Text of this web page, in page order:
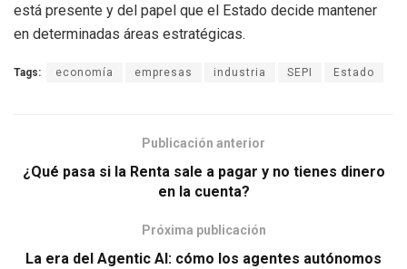
está presente y del papel que el Estado decide mantener
en determinadas áreas estratégicas.
Tags: economía empresas industria SEPI Estado
Publicación anterior
¿Qué pasa si la Renta sale a pagar y no tienes dinero
en la cuenta?
Próxima publicación
La era del Agentic AI: cómo los agentes autónomos